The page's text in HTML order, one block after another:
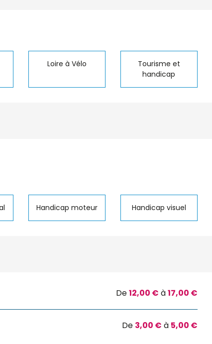
Loire à Vélo
Tourisme et
handicap
Handicap moteur Handicap visuel
De12,00 € à17,00 €
De 3,00 € à 5,00 €